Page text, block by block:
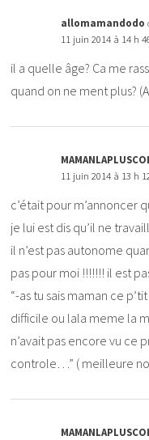
allomamandodo
11 juin 2014 à 14 h
il a quelle âge? Ca me
quand on ne ment plus?
11 juin 2014 à 13 h
c’était pour m’annoncer
je lui est dis qu’il ne
il n’est pas autonome
pas pour moi !!!!!!! il est
“-as tu sais maman ce
difficile ou lala meme la
n’avait pas encore vu ce
controle…” ( meilleure